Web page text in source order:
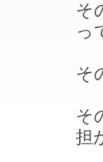
そ
っ
そ
そ
担